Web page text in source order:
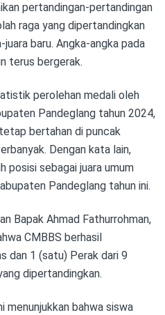
pertandingan-pertandingan
raga yang dipertandingkan
baru. Angka-angka pada
terus bergerak.
perolehan medali oleh
Pandeglang tahun 2024,
bertahan di puncak
Dengan kata lain,
posisi sebagai juara umum
Pandeglang tahun ini.
Bapak Ahmad Fathurrohman,
CMBBS berhasil
dan 1 (satu) Perak dari 9
dipertandingkan.
menunjukkan bahwa siswa